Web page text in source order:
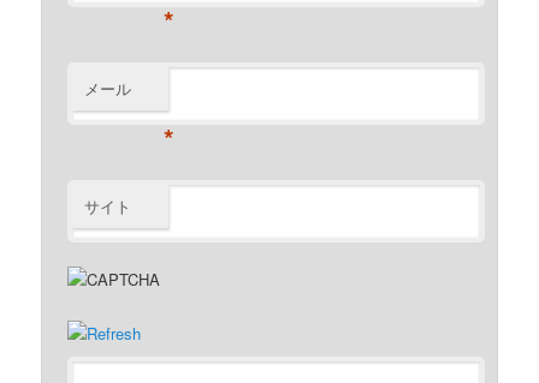
*
メール
*
サイト